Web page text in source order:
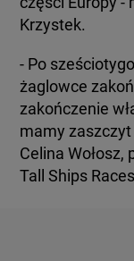
Krzystek.
- Po
żaglowce
zakończenie
mamy
Celina
Tall Ships